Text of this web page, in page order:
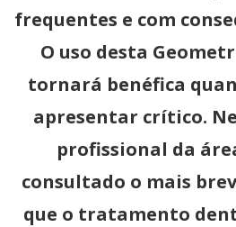
frequentes e com
O uso desta
tornará benéfica
apresentar crítico.
profissional da
consultado o mais
que o tratamento